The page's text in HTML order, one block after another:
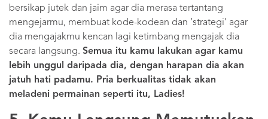
bersikap jutek dan jaim agar dia merasa tertantang
mengejarmu, membuat kode-kodean dan ‘strategi’ agar
dia mengajakmu kencan lagi ketimbang mengajak dia
secara langsung. Semua itu kamu lakukan agar kamu
lebih unggul daripada dia, dengan harapan dia akan
jatuh hati padamu. Pria berkualitas tidak akan
meladeni permainan seperti itu, Ladies!